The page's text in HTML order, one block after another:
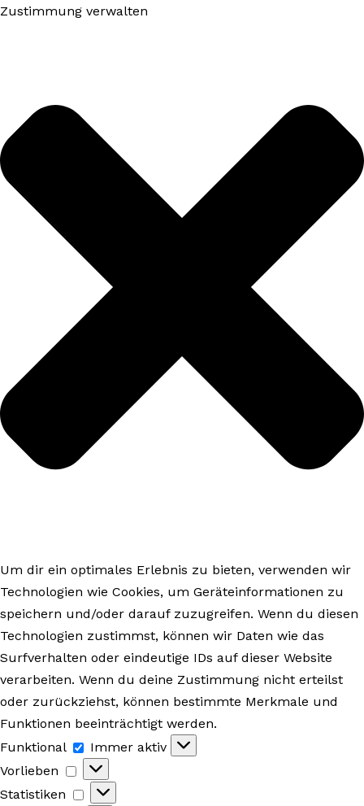
Zustimmung verwalten
Um dir ein optimales Erlebnis zu bieten, verwenden wir
Technologien wie Cookies, um Geräteinformationen zu
speichern und/oder darauf zuzugreifen. Wenn du diesen
Technologien zustimmst, können wir Daten wie das
Surfverhalten oder eindeutige IDs auf dieser Website
verarbeiten. Wenn du deine Zustimmung nicht erteilst
oder zurückziehst, können bestimmte Merkmale und
Funktionen beeinträchtigt werden.
Funktional
Funktional
Immer aktiv
Vorlieben
Vorlieben
Statistiken
Statistiken